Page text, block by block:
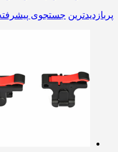
پربازدیدترین جستجوی